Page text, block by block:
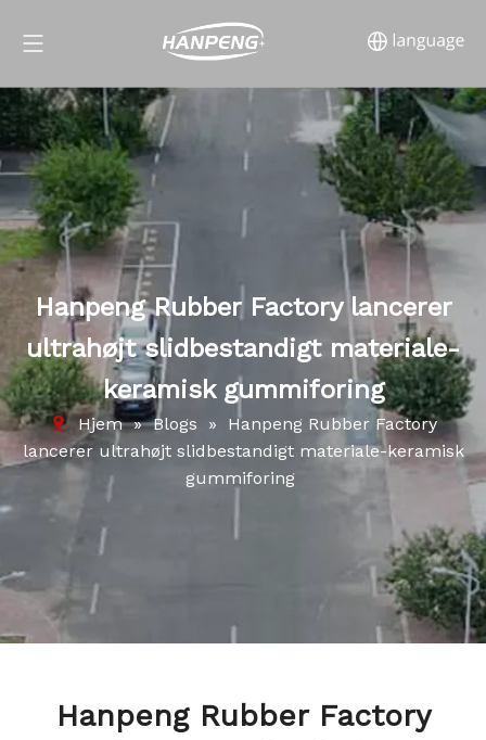
Hanpeng Rubber Factory lancerer
ultrahøjt slidbestandigt materiale-
keramisk gummiforing
Hjem » Blogs »
Hanpeng Rubber Factory
lancerer ultrahøjt slidbestandigt materiale-keramisk
gummiforing
Hanpeng Rubber Factory